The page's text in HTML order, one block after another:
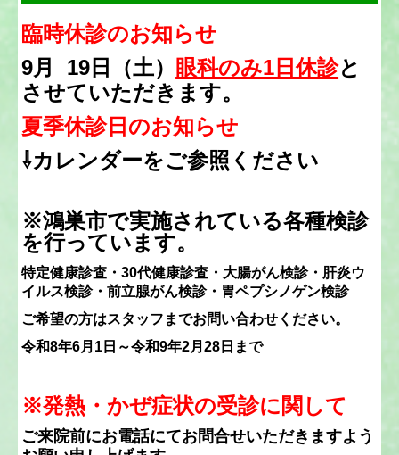
臨時休診のお知らせ
9月 19日（土）
眼科のみ1日休診と
させていただきます。
夏季休診日のお知らせ
⇩カレンダーをご参照ください
※鴻巣市で実施されている各種検診
を行っています。
特定健康診査・30代健康診査・大腸がん検診・肝炎ウ
イルス検診・前立腺がん検診・胃ペプシノゲン検診
ご希望の方はスタッフまでお問い合わせください。
令和8年6月1日～令和9年2月28日まで
※発熱・かぜ症状の受診に関して
ご来院前にお電話にてお問合せいただきますよう